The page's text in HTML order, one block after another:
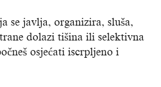
se javlja, organizira, sluša,
dolazi tišina ili selektivna
osjećati iscrpljeno i